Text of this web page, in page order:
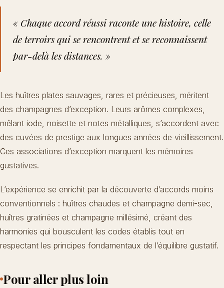
« Chaque accord réussi raconte une histoire, celle
de terroirs qui se rencontrent et se reconnaissent
par-delà les distances. »
Les huîtres plates sauvages, rares et précieuses, méritent
des champagnes d’exception. Leurs arômes complexes,
mêlant iode, noisette et notes métalliques, s’accordent avec
des cuvées de prestige aux longues années de vieillissement.
Ces associations d’exception marquent les mémoires
gustatives.
L’expérience se enrichit par la découverte d’accords moins
conventionnels : huîtres chaudes et champagne demi-sec,
huîtres gratinées et champagne millésimé, créant des
harmonies qui bousculent les codes établis tout en
respectant les principes fondamentaux de l’équilibre gustatif.
Pour aller plus loin